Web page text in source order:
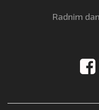
Radnim